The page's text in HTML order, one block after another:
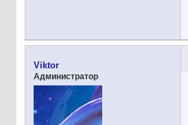
Viktor
Администратор